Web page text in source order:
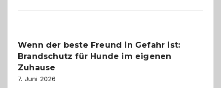
und
herzlich
Wenn der beste Freund in Gefahr ist:
Brandschutz für Hunde im eigenen
Zuhause
7. Juni 2026